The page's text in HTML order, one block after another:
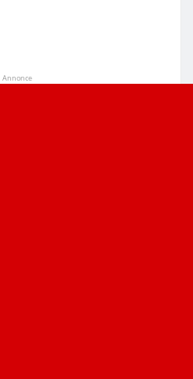
Annonce